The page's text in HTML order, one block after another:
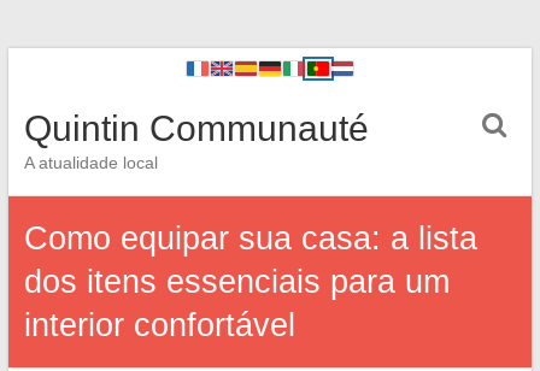
Quintin Communauté
A atualidade local
Como equipar sua casa: a lista
dos itens essenciais para um
interior confortável